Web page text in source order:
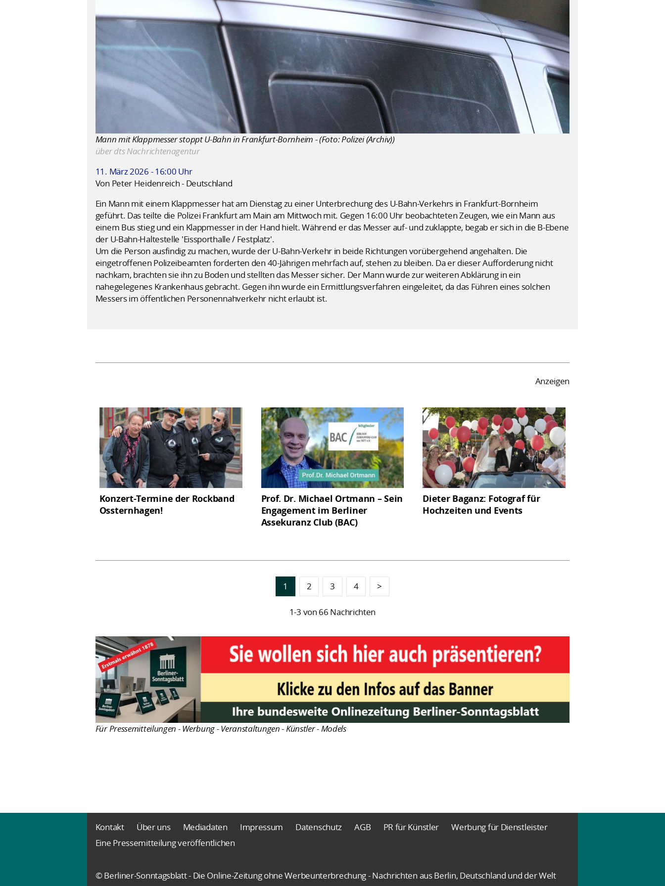
Mann mit Klappmesser stoppt U-Bahn in Frankfurt-Bornheim - (Foto: Polizei (Archiv))
über dts Nachrichtenagentur
11. März 2026 - 16:00 Uhr
Von Peter Heidenreich - Deutschland
Ein Mann mit einem Klappmesser hat am Dienstag zu einer Unterbrechung des U-Bahn-Verkehrs in Frankfurt-Bornheim
geführt. Das teilte die Polizei Frankfurt am Main am Mittwoch mit. Gegen 16:00 Uhr beobachteten Zeugen, wie ein Mann aus
einem Bus stieg und ein Klappmesser in der Hand hielt. Während er das Messer auf- und zuklappte, begab er sich in die B-Ebene
der U-Bahn-Haltestelle 'Eissporthalle / Festplatz'.
Um die Person ausfindig zu machen, wurde der U-Bahn-Verkehr in beide Richtungen vorübergehend angehalten. Die
eingetroffenen Polizeibeamten forderten den 40-Jährigen mehrfach auf, stehen zu bleiben. Da er dieser Aufforderung nicht
nachkam, brachten sie ihn zu Boden und stellten das Messer sicher. Der Mann wurde zur weiteren Abklärung in ein
nahegelegenes Krankenhaus gebracht. Gegen ihn wurde ein Ermittlungsverfahren eingeleitet, da das Führen eines solchen
Messers im öffentlichen Personennahverkehr nicht erlaubt ist.
Anzeigen
Konzert-Termine der Rockband
Ossternhagen!
Prof. Dr. Michael Ortmann – Sein
Engagement im Berliner
Assekuranz Club (BAC)
Dieter Baganz: Fotograf für
Hochzeiten und Events
1 2 3 4 >
1-3 von 66 Nachrichten
Für Pressemitteilungen - Werbung - Veranstaltungen - Künstler - Models
Kontakt Über uns Mediadaten Impressum Datenschutz AGB PR für Künstler
Werbung für Dienstleister
Eine Pressemitteilung veröffentlichen
© Berliner-Sonntagsblatt - Die Online-Zeitung ohne Werbeunterbrechung - Nachrichten aus Berlin, Deutschland und der Welt